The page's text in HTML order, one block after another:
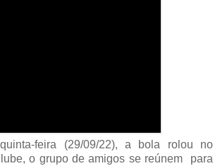
feira (29/09/22), a bola rolou no
o grupo de amigos se reúnem para